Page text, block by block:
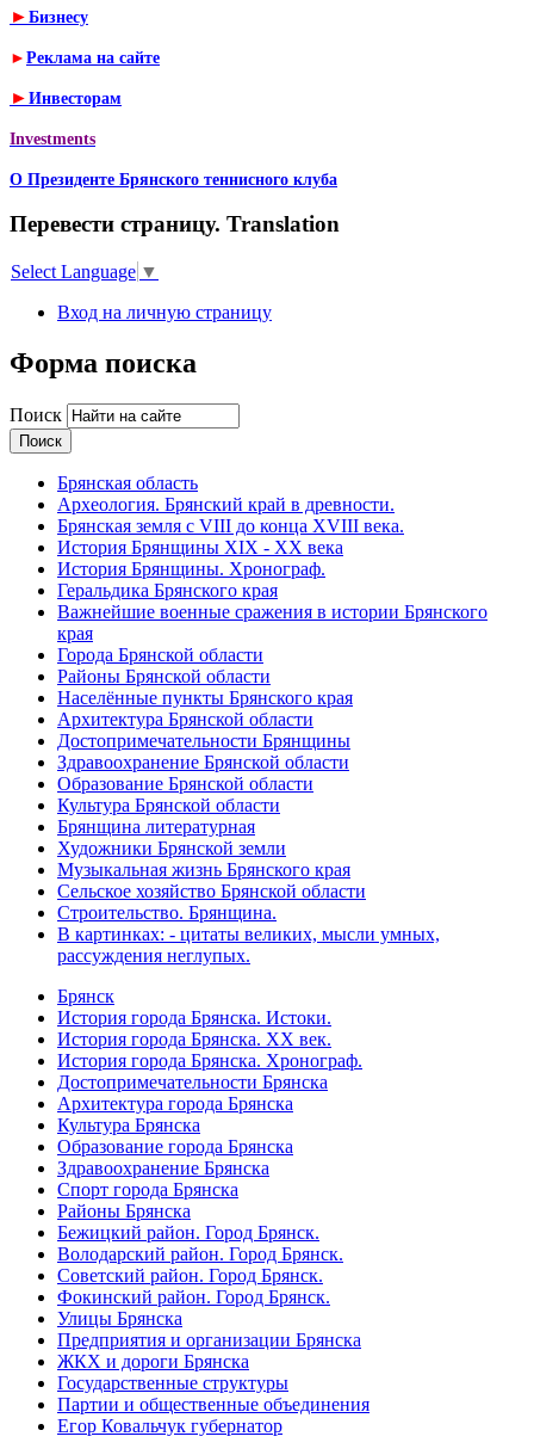
► Бизнесу
► Реклама на сайте
► Инвесторам
Investments
О Президенте Брянского теннисного клуба
Перевести страницу. Translation
Select Language ▼
Вход на личную страницу
Форма поиска
Поиск
Брянская область
Археология. Брянский край в древности.
Брянская земля с VIII до конца XVIII века.
История Брянщины XIX - XX века
История Брянщины. Хронограф.
Геральдика Брянского края
Важнейшие военные сражения в истории Брянского
края
Города Брянской области
Районы Брянской области
Населённые пункты Брянского края
Архитектура Брянской области
Достопримечательности Брянщины
Здравоохранение Брянской области
Образование Брянской области
Культура Брянской области
Брянщина литературная
Художники Брянской земли
Музыкальная жизнь Брянского края
Сельское хозяйство Брянской области
Строительство. Брянщина.
В картинках: - цитаты великих, мысли умных,
рассуждения неглупых.
Брянск
История города Брянска. Истоки.
История города Брянска. XX век.
История города Брянска. Хронограф.
Достопримечательности Брянска
Архитектура города Брянска
Культура Брянска
Образование города Брянска
Здравоохранение Брянска
Спорт города Брянска
Районы Брянска
Бежицкий район. Город Брянск.
Володарский район. Город Брянск.
Советский район. Город Брянск.
Фокинский район. Город Брянск.
Улицы Брянска
Предприятия и организации Брянска
ЖКХ и дороги Брянска
Государственные структуры
Партии и общественные объединения
Егор Ковальчук губернатор